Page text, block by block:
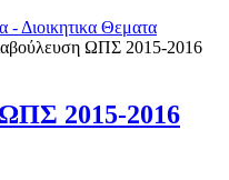
- Διοικητικα Θεματα
ΩΠΣ 2015-2016
2015-2016